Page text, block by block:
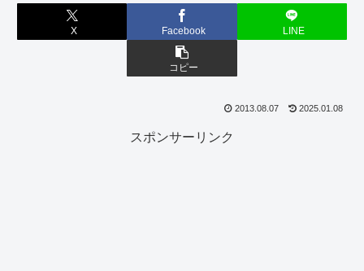
X Facebook LINE
コピー
2013.08.07 2025.01.08
スポンサーリンク